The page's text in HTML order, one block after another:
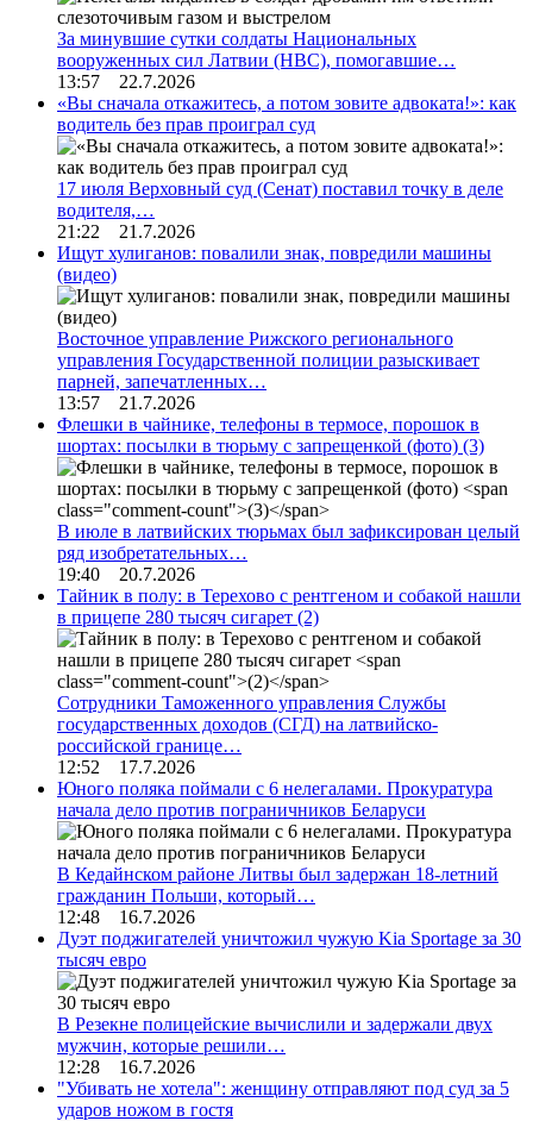
За минувшие сутки солдаты Национальных
вооруженных сил Латвии (НВС), помогавшие…
13:57 22.7.2026
«Вы сначала откажитесь, а потом зовите адвоката!»: как
водитель без прав проиграл суд
17 июля Верховный суд (Сенат) поставил точку в деле
водителя,…
21:22 21.7.2026
Ищут хулиганов: повалили знак, повредили машины
(видео)
Восточное управление Рижского регионального
управления Государственной полиции разыскивает
парней, запечатленных…
13:57 21.7.2026
Флешки в чайнике, телефоны в термосе, порошок в
шортах: посылки в тюрьму с запрещенкой (фото) (3)
В июле в латвийских тюрьмах был зафиксирован целый
ряд изобретательных…
19:40 20.7.2026
Тайник в полу: в Терехово с рентгеном и собакой нашли
в прицепе 280 тысяч сигарет (2)
Сотрудники Таможенного управления Службы
государственных доходов (СГД) на латвийско-
российской границе…
12:52 17.7.2026
Юного поляка поймали с 6 нелегалами. Прокуратура
начала дело против пограничников Беларуси
В Кедайнском районе Литвы был задержан 18-летний
гражданин Польши, который…
12:48 16.7.2026
Дуэт поджигателей уничтожил чужую Kia Sportage за 30
тысяч евро
В Резекне полицейские вычислили и задержали двух
мужчин, которые решили…
12:28 16.7.2026
"Убивать не хотела": женщину отправляют под суд за 5
ударов ножом в гостя